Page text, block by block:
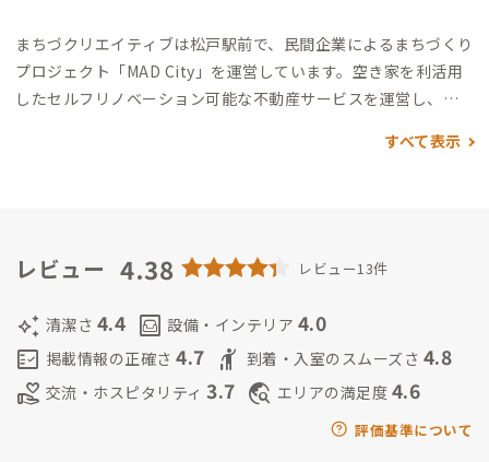
まちづクリエイティブは松戸駅前で、民間企業によるまちづくり
プロジェクト「MAD City」を運営しています。空き家を利活用
したセルフリノベーション可能な不動産サービスを運営し、延
また集まった方々とともに、商店街の組成や、クラフトビール
しています。
ADDressの家守を通して、東京近郊でありながら
松戸の魅力を会員さんに伝えられれば嬉しいです。
すべて表示
レビュー 4.38 レビュー13件
auto_awesome 清潔さ 4.4 living 設備・インテリア 4.0
fact_check 掲載情報の正確さ 4.7 hail 到着・入室のスムーズさ 4.8
volunteer_activism 交流・ホスピタリティ 3.7 travel_explore エリアの満足度 4.6
評価基準について